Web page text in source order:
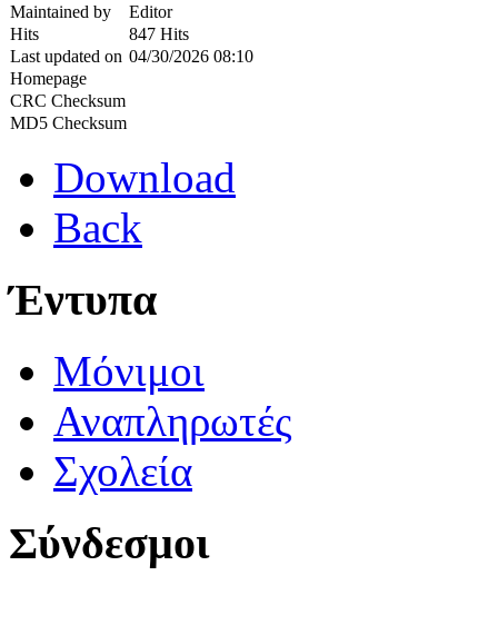
Maintained by
Editor
Hits
847 Hits
Last updated on 04/30/2026 08:10
Homepage
CRC Checksum
MD5 Checksum
Download
Back
Έντυπα
Μόνιμοι
Αναπληρωτές
Σχολεία
Σύνδεσμοι